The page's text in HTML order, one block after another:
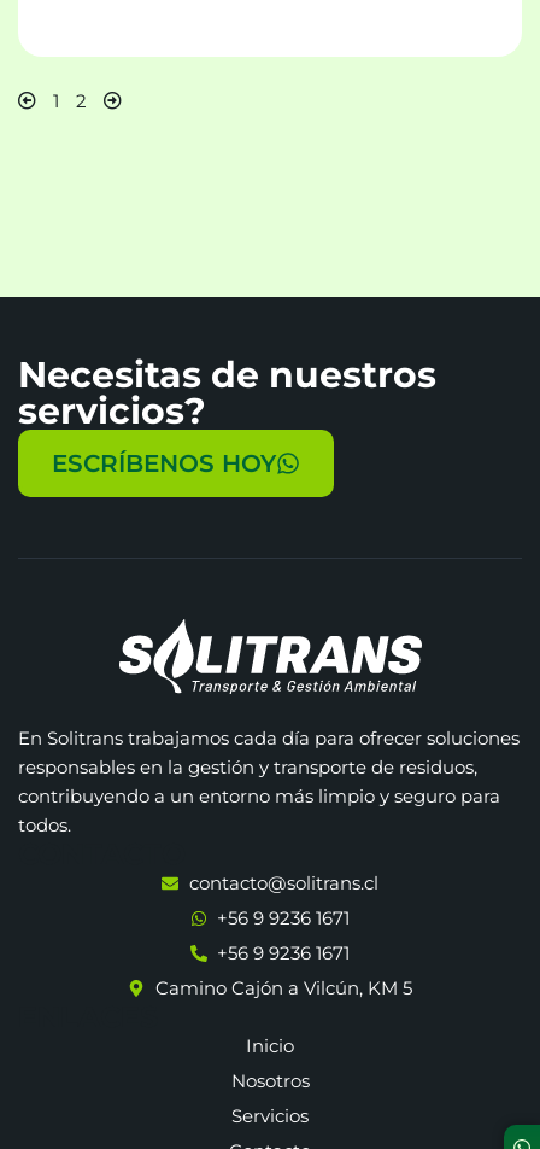
1 2
Necesitas de nuestros
servicios?
ESCRÍBENOS HOY
En Solitrans trabajamos cada día para ofrecer soluciones
responsables en la gestión y transporte de residuos,
contribuyendo a un entorno más limpio y seguro para
todos.
contacto@solitrans.cl
+56 9 9236 1671
+56 9 9236 1671
Camino Cajón a Vilcún, KM 5
Inicio
Nosotros
Servicios